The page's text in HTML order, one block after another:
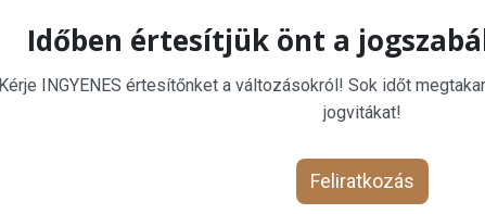
Időben értesítjük önt a
Kérje INGYENES értesítőnket a változásokról! Sok időt
jogvitákat!
Feliratkozás